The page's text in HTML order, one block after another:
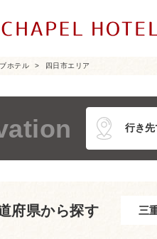
ホテル 四日市エリア
府県から探す